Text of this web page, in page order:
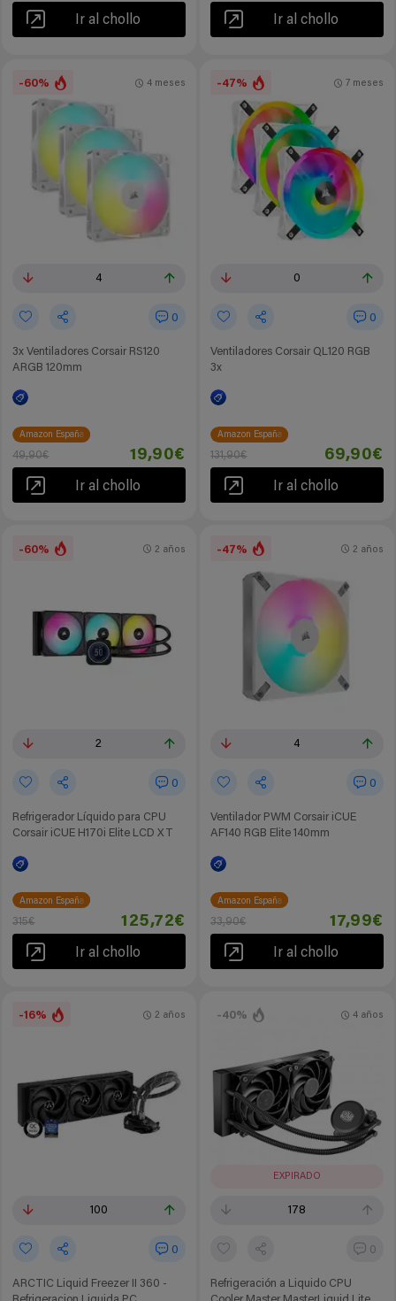
Ir al chollo Ir al chollo
-60%
4
0
3x Ventiladores Corsair RS120
ARGB 120mm
4 meses
Amazon España
49,90€ 19,90€
Ir al chollo
-47%
0
0
Ventiladores Corsair QL120 RGB
3x
7 meses
Amazon España
131,90€ 69,90€
Ir al chollo
-60%
2
0
Refrigerador Líquido para CPU
Corsair iCUE H170i Elite LCD XT
2 años
Amazon España
315€ 125,72€
Ir al chollo
-47%
4
0
Ventilador PWM Corsair iCUE
AF140 RGB Elite 140mm
2 años
Amazon España
33,90€ 17,99€
Ir al chollo
-16%
100
0
ARCTIC Liquid Freezer II 360 -
2 años -40%
EXPIRADO
178
0
Refrigeración a Liquido CPU
4 años